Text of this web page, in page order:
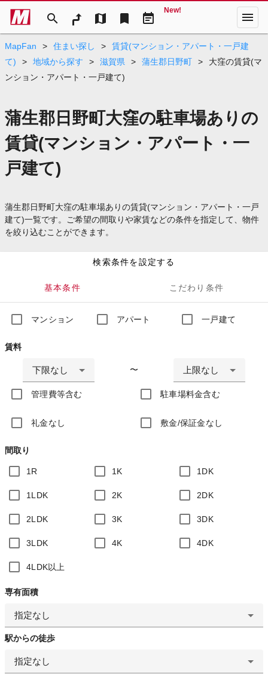
search map bookmark event_note
New! menu
MapFan > 住まい探し >
賃貸(マンション・アパート・一戸建
て)
> 地域から探す > 滋賀県 > 蒲生郡日野町 >
大窪の賃貸(マ
ンション・アパート・一戸建て)
蒲生郡日野町大窪の駐車場ありの
賃貸(マンション・アパート・一
戸建て)
蒲生郡日野町大窪の駐車場ありの賃貸(マンション・アパート・一戸
建て)一覧です。ご希望の間取りや家賃などの条件を指定して、物件
を絞り込むことができます。
検索条件を設定する
基本条件 こだわり条件
マンション アパート 一戸建て
賃料
下限なし 〜 上限なし
管理費等含む 駐車場料金含む
礼金なし 敷金/保証金なし
間取り
1R 1K 1DK
1LDK 2K 2DK
2LDK 3K 3DK
3LDK 4K 4DK
4LDK以上
専有面積
指定なし
駅からの徒歩
指定なし